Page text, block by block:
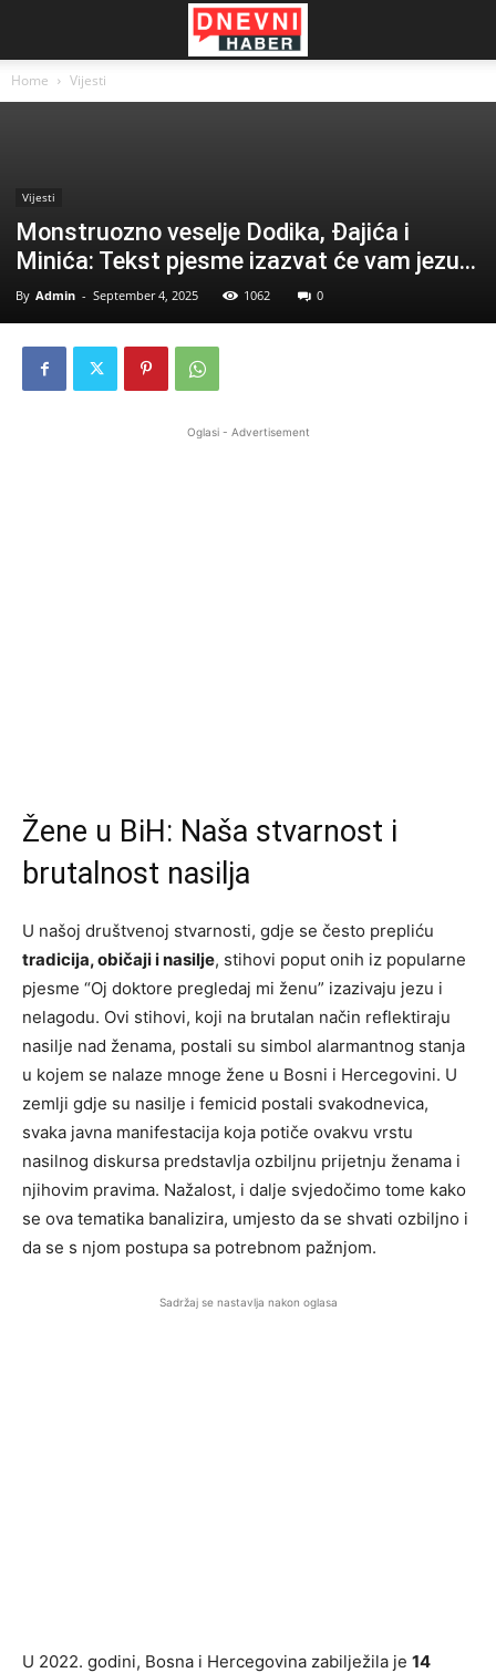
Home Vijesti
Vijesti
Monstruozno veselje Dodika, Đajića i
Minića: Tekst pjesme izazvat će vam jezu…
By Admin - September 4, 2025 1062 0
Oglasi - Advertisement
Žene u BiH: Naša stvarnost i
brutalnost nasilja
U našoj društvenoj stvarnosti, gdje se često prepliću
tradicija, običaji i nasilje, stihovi poput onih iz popularne
pjesme “Oj doktore pregledaj mi ženu” izazivaju jezu i
nelagodu. Ovi stihovi, koji na brutalan način reflektiraju
nasilje nad ženama, postali su simbol alarmantnog stanja
u kojem se nalaze mnoge žene u Bosni i Hercegovini. U
zemlji gdje su nasilje i femicid postali svakodnevica,
svaka javna manifestacija koja potiče ovakvu vrstu
nasilnog diskursa predstavlja ozbiljnu prijetnju ženama i
njihovim pravima. Nažalost, i dalje svjedočimo tome kako
se ova tematika banalizira, umjesto da se shvati ozbiljno i
da se s njom postupa sa potrebnom pažnjom.
Sadržaj se nastavlja nakon oglasa
U 2022. godini, Bosna i Hercegovina zabilježila je 14